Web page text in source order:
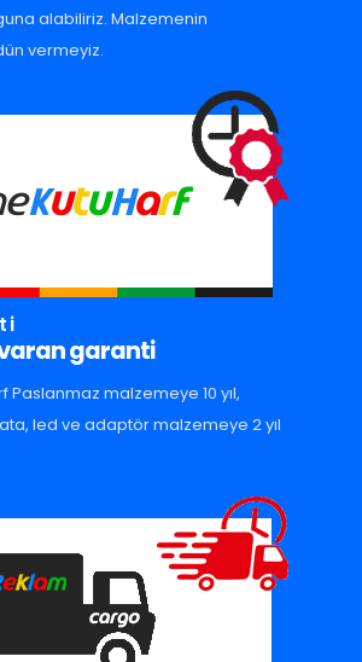
alabiliriz. Malzemenin
vermeyiz.
varan garanti
Paslanmaz malzemeye 10 yıl,
led ve adaptör malzemeye 2 yıl